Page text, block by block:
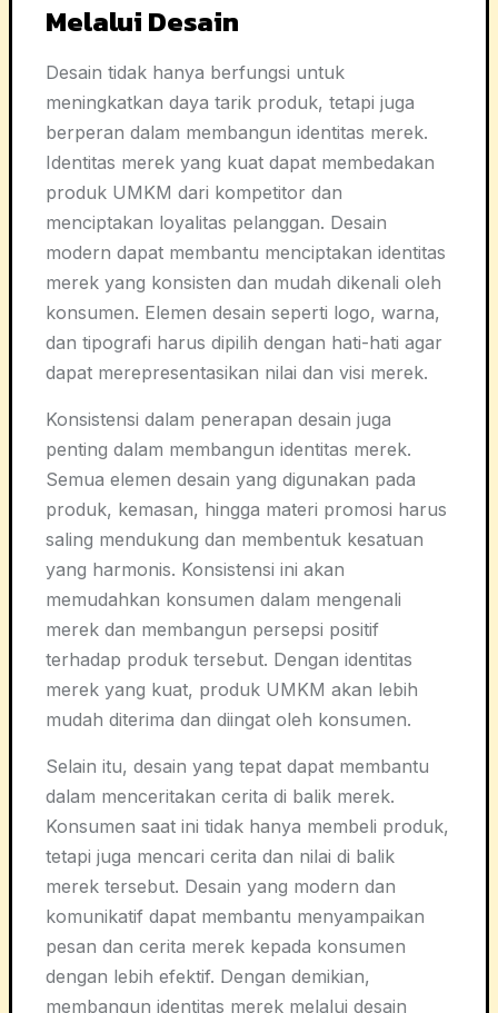
Melalui Desain
Desain tidak hanya berfungsi untuk
meningkatkan daya tarik produk, tetapi juga
berperan dalam membangun identitas merek.
Identitas merek yang kuat dapat membedakan
produk UMKM dari kompetitor dan
menciptakan loyalitas pelanggan. Desain
modern dapat membantu menciptakan identitas
merek yang konsisten dan mudah dikenali oleh
konsumen. Elemen desain seperti logo, warna,
dan tipografi harus dipilih dengan hati-hati agar
dapat merepresentasikan nilai dan visi merek.
Konsistensi dalam penerapan desain juga
penting dalam membangun identitas merek.
Semua elemen desain yang digunakan pada
produk, kemasan, hingga materi promosi harus
saling mendukung dan membentuk kesatuan
yang harmonis. Konsistensi ini akan
memudahkan konsumen dalam mengenali
merek dan membangun persepsi positif
terhadap produk tersebut. Dengan identitas
merek yang kuat, produk UMKM akan lebih
mudah diterima dan diingat oleh konsumen.
Selain itu, desain yang tepat dapat membantu
dalam menceritakan cerita di balik merek.
Konsumen saat ini tidak hanya membeli produk,
tetapi juga mencari cerita dan nilai di balik
merek tersebut. Desain yang modern dan
komunikatif dapat membantu menyampaikan
pesan dan cerita merek kepada konsumen
dengan lebih efektif. Dengan demikian,
membangun identitas merek melalui desain